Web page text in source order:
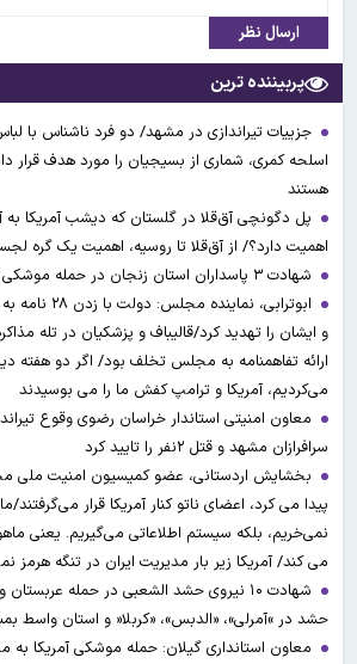
ارسال نظر
پربیننده ترین
جزییات تیراندازی در مشهد/ دو فرد ناشناس با
اسلحه کمری، شماری از بسیجیان را مورد هدف قرار
هستند
پل دگونچی آق‌قلا در گلستان که دیشب آمریکا به
اهمیت دارد؟/ از آق‌قلا تا روسیه، اهمیت یک گره
شهادت ۳ ‌پاسداران استان زنجان در حمله موشکی آمریکا
ابوترابی،
و ایشان را تهدید کرد/قالیباف و پزشکیان در تله
ارائه تفاهمنامه به مجلس تخلف بود/ اگر دو هفته
می‌کردیم، آمریکا و ترامپ کفش ما را می بوسیدند
معاون امنیتی استاندار خراسان رضوی وقوع
سرافرازان مشهد و قتل ۲نفر را تایید کرد
بخشایش اردستانی، عضو کمیسیون امنیت ملی
پیدا می کرد، اعضای ناتو کنار آمریکا قرار
نمی‌خریم، بلکه سیستم اطلاعاتی می‌گیریم. یعنی
می کند/ آمریکا زیر بار مدیریت ایران در تنگه هرمز
شهادت ۱۰ نیروی حشد الشعبی در حمله
حشد در »آمرلی»، «الدبس»، «کربلا« و استان واسط
معاون استانداری گیلان: حمله موشکی آمریکا به